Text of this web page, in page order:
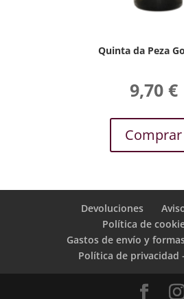
Quinta da Peza
9,70 €
Comprar
Devoluciones
Política de
Gastos de envío y
Política de privacidad